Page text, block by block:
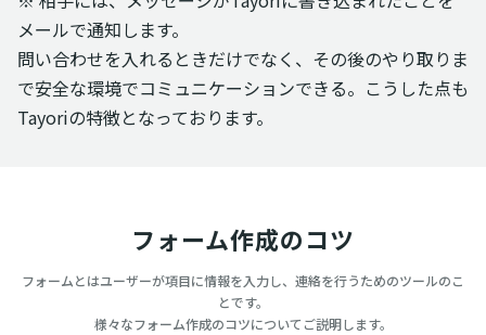
メールで通知します。
問い合わせを入れるときだけでなく、その後のやり取りま
で安全な環境でコミュニケーションできる。こうした点も
Tayoriの特徴となっております。
フォーム作成のコツ
フォームとはユーザーが項目に情報を入力し、連絡を行うためのツールのこ
とです。
様々なフォーム作成のコツについてご説明します。